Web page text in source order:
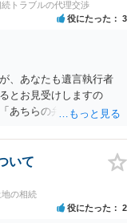
がご両親の死亡を最近
ります。ただし、死亡
急に戸籍、遺言の有
した方がよいでしょ
ている場合、遺言があ
か、奥様の署名押印が
て整理すべき場合もあ
、固定資産評価証明
相談した方がよいと思
続トラブルの代理交渉
役にたった 3
、あなたも遺言執行者
とお見受けしますの
あちらの弁護士」（元
いて
の相続
役にたった 2